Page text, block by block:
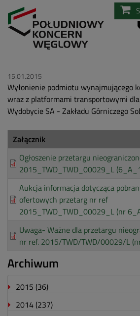
Przejdź
do
15.01.2015
Wyłonienie podmiotu wynajmującego
wraz z platformami transportowymi dla
Wydobycie SA - Zakładu Górniczego
Załącznik
Ogłoszenie przetargu
2015_TWD_TWD_00029_L
Aukcja informacja dotycząca
ofertowych przetarg nr ref
2015_TWD_TWD_00029_L (nr
Uwaga- Ważne dla przetargu
nr ref. 2015/TWD/TWD/00029/L
Archiwum
2015 (36)
2014 (237)